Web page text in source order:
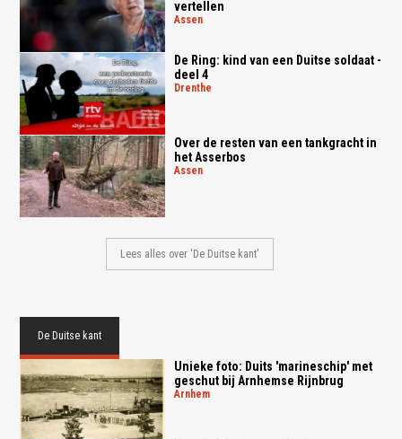
vertellen
assen
De Ring: kind van een Duitse soldaat -
deel 4
drenthe
Over de resten van een tankgracht in
het Asserbos
assen
Lees alles over 'De Duitse kant'
De Duitse kant
Unieke foto: Duits 'marineschip' met
geschut bij Arnhemse Rijnbrug
arnhem